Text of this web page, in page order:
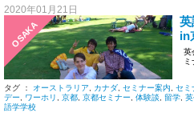
2020年01月21日
OSAKA
英
in
英
タグ ： オーストラリア, カナダ, セミナー案内, セミ
デー, ワーホリ , 京都, 京都セミナー, 体験談, 留学,
語学学校